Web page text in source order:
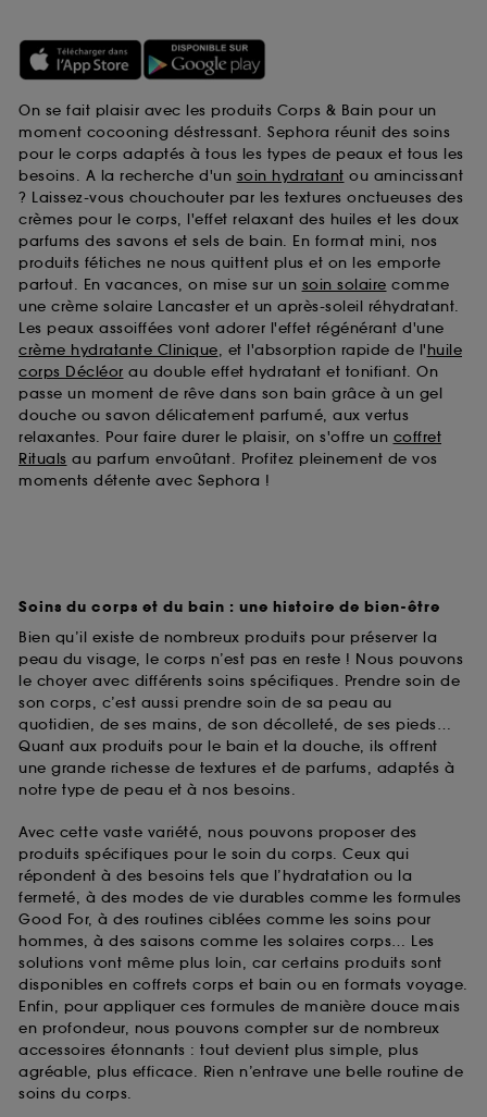
On se fait plaisir avec les produits Corps & Bain pour un
moment cocooning déstressant. Sephora réunit des soins
pour le corps adaptés à tous les types de peaux et tous les
besoins. A la recherche d'un soin hydratant ou amincissant
? Laissez-vous chouchouter par les textures onctueuses des
crèmes pour le corps, l'effet relaxant des huiles et les doux
parfums des savons et sels de bain. En format mini, nos
produits fétiches ne nous quittent plus et on les emporte
partout. En vacances, on mise sur un soin solaire comme
une crème solaire Lancaster et un après-soleil réhydratant.
Les peaux assoiffées vont adorer l'effet régénérant d'une
crème hydratante Clinique, et l'absorption rapide de l'huile
corps Décléor au double effet hydratant et tonifiant. On
passe un moment de rêve dans son bain grâce à un gel
douche ou savon délicatement parfumé, aux vertus
relaxantes. Pour faire durer le plaisir, on s'offre un coffret
Rituals au parfum envoûtant. Profitez pleinement de vos
moments détente avec Sephora !
Soins du corps et du bain : une histoire de bien-être
Bien qu’il existe de nombreux produits pour préserver la
peau du visage, le corps n’est pas en reste ! Nous pouvons
le choyer avec différents soins spécifiques. Prendre soin de
son corps, c’est aussi prendre soin de sa peau au
quotidien, de ses mains, de son décolleté, de ses pieds…
Quant aux produits pour le bain et la douche, ils offrent
une grande richesse de textures et de parfums, adaptés à
notre type de peau et à nos besoins.
Avec cette vaste variété, nous pouvons proposer des
produits spécifiques pour le soin du corps. Ceux qui
répondent à des besoins tels que l’hydratation ou la
fermeté, à des modes de vie durables comme les formules
Good For, à des routines ciblées comme les soins pour
hommes, à des saisons comme les solaires corps… Les
solutions vont même plus loin, car certains produits sont
disponibles en coffrets corps et bain ou en formats voyage.
Enfin, pour appliquer ces formules de manière douce mais
en profondeur, nous pouvons compter sur de nombreux
accessoires étonnants : tout devient plus simple, plus
agréable, plus efficace. Rien n’entrave une belle routine de
soins du corps.